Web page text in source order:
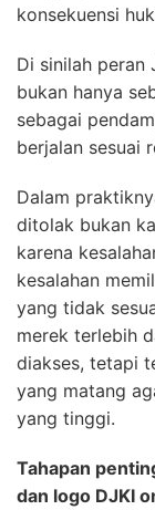
konsekuensi
Di sinilah peran
bukan hanya
sebagai
berjalan sesuai
Dalam
ditolak bukan
karena
kesalahan
yang tidak
merek terlebih
diakses, tetapi
yang matang
yang tinggi.
Tahapan
dan logo DJKI